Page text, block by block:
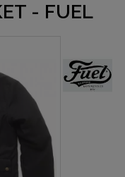
- FUEL